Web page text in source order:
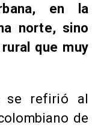
en la
norte, sino
que muy
se refirió al
de